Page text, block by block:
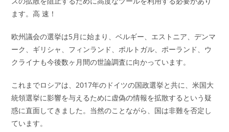
ます。高 速！
欧州議会の選挙は5月に始まり、ベルギー、エストニア、デンマ
ーク、ギリシャ、フィンランド、ポルトガル、ポーランド、ウ
クライナも今後数ヶ月間の世論調査に向かっています。
これまでロシアは、2017年のドイツの国政選挙と共に、米国大
統領選挙に影響を与えるために虚偽の情報を拡散するという疑
惑に直面してきました。当然のことながら、国は非難を否定し
ています。